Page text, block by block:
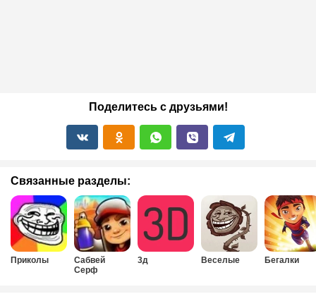
Поделитесь с друзьями!
Связанные разделы:
Приколы
Сабвей
Серф
3д Веселые Бегалки